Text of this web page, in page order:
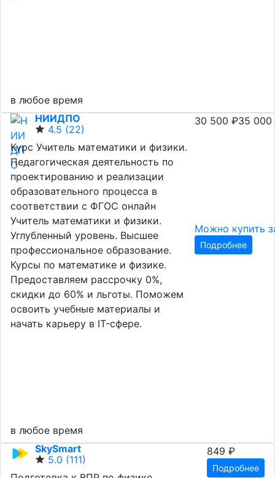
в любое время
НИИДПО
4.5 (22)
Курс Учитель математики и физики.
Педагогическая деятельность по
проектированию и реализации
образовательного процесса в
соответствии с ФГОС онлайн
Учитель математики и физики.
Углубленный уровень. Высшее
профессиональное образование.
Курсы по математике и физике.
Предоставляем рассрочку 0%,
скидки до 60% и льготы. Поможем
освоить учебные материалы и
начать карьеру в IT-сфере.
в любое время
30 500 ₽35 000
Можно купить
Подробнее
SkySmart
5.0 (111)
849 ₽
Подробнее